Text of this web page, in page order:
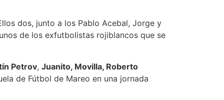
dos, junto a los Pablo Acebal, Jorge y
de los exfutbolistas rojiblancos que se
Petrov, Juanito, Movilla, Roberto
de Fútbol de Mareo en una jornada